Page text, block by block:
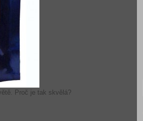
Proč je tak skvělá?